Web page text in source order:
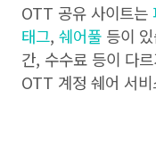
OTT 공유 사이트는
태그, 쉐어풀 등이
간, 수수료 등이 다
OTT 계정 쉐어 서